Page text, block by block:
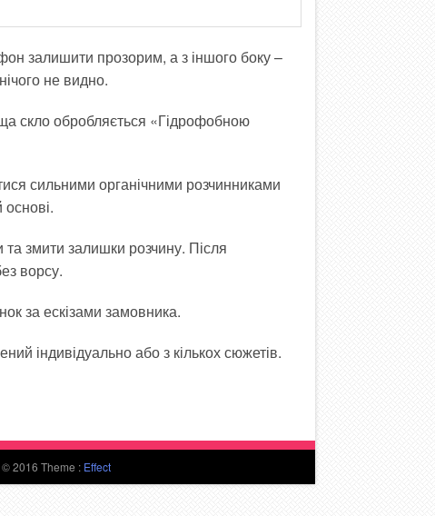
залишити прозорим, а з іншого боку –
не видно.
скло обробляється «Гідрофобною
сильними органічними розчинниками
змити залишки розчину. Після
ворсу.
за ескізами замовника.
індивідуально або з кількох сюжетів.
2016 Theme : Effect